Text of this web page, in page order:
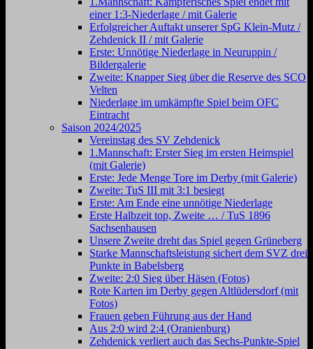
einer 1:3-Niederlage / mit Galerie
Erfolgreicher Auftakt unserer SpG Klein-Mutz /
Zehdenick II / mit Galerie
Erste: Unnötige Niederlage in Neuruppin /
Bildergalerie
Zweite: Knapper Sieg über die Reserve des SCO
Velten
Niederlage im umkämpfte Spiel beim OFC
Eintracht
Saison 2024/2025
Vereinstag des SV Zehdenick
1.Mannschaft: Erster Sieg im ersten Heimspiel
(mit Galerie)
Erste: Jede Menge Tore im Derby (mit Galerie)
Zweite: TuS III mit 3:1 besiegt
Erste: Am Ende eine unnötige Niederlage
Erste Halbzeit top, Zweite … / TuS 1896
Sachsenhausen
Unsere Zweite dreht das Spiel gegen Grüneberg
Starke Mannschaftsleistung sichert dem SVZ drei
Punkte in Babelsberg
Zweite: 2:0 Sieg über Häsen (Fotos)
Rote Karten im Derby gegen Altlüdersdorf (mit
Fotos)
Frauen geben Führung aus der Hand
Aus 2:0 wird 2:4 (Oranienburg)
Zehdenick verliert auch das Sechs-Punkte-Spiel